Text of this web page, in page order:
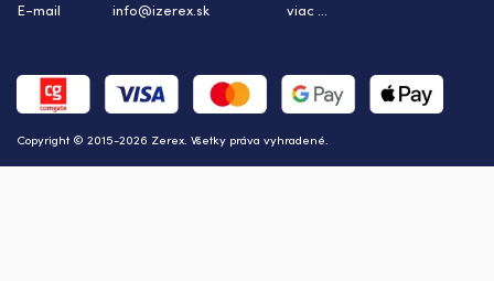
Copyright © 2015-2026 Zerex. Všetky práva vyhradené.
E-mail
info@izerex.sk viac ...